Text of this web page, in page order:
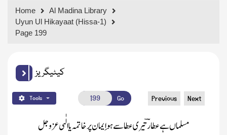
Home
Al Madina Library
Uyun Ul Hikayaat (Hissa-1)
Page 199
کیٹیگریز
Tools Go Previous Next
مسلماں ہے عطار ؔتیری عطا سے ہو اِ یمان پر خاتمہ یا الٰہیعزو جل